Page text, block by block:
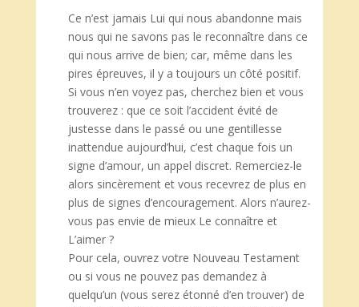
Ce n’est jamais Lui qui nous abandonne mais
nous qui ne savons pas le reconnaître dans ce
qui nous arrive de bien; car, même dans les
pires épreuves, il y a toujours un côté positif.
Si vous n’en voyez pas, cherchez bien et vous
trouverez : que ce soit l’accident évité de
justesse dans le passé ou une gentillesse
inattendue aujourd’hui, c’est chaque fois un
signe d’amour, un appel discret. Remerciez-le
alors sincèrement et vous recevrez de plus en
plus de signes d’encouragement. Alors n’aurez-
vous pas envie de mieux Le connaître et
L’aimer ?
Pour cela, ouvrez votre Nouveau Testament
ou si vous ne pouvez pas demandez à
quelqu’un (vous serez étonné d’en trouver) de